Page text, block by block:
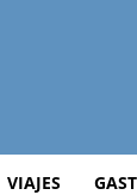
VIAJES